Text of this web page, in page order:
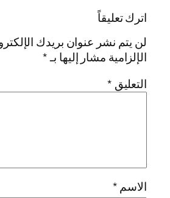
اترك تعليقاً
لن يتم نشر عنوان بريدك
الإلزامية مشار إليها بـ*
التعليق *
الاسم*